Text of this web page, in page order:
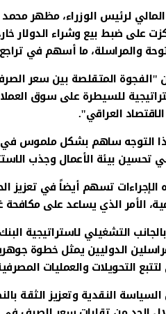
لرئيس الوزراء، مظهر محمد
على ضبط بيع وشراء الدولار
والمراسلة، ما أسهم في
"الفجوة المتقلصة بين سعر
للسيطرة على سوق
العراقي".
التوجه ساهم بشكل ملموس في
تحسين بيئة الأعمال وجذب
تسهم أيضاً في تعزيز
الأمر الذي يساعد على
التشغيلي لاستراتيجية
الدوليين يمثل خطوة جوهرية
التحويلات والعمليات
النقدية وتعزيز الثقة